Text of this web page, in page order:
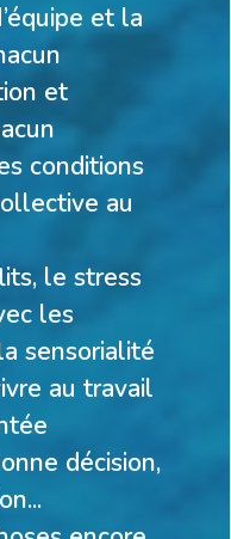
et la
et
conditions
au
le stress
les
sensorialité
au travail
décision,